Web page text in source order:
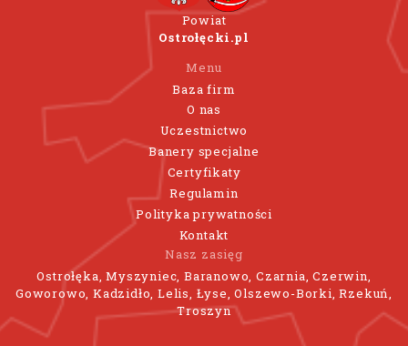
Powiat
Ostrołęcki.pl
Menu
Baza firm
O nas
Uczestnictwo
Banery specjalne
Certyfikaty
Regulamin
Polityka prywatności
Kontakt
Nasz zasięg
Ostrołęka, Myszyniec, Baranowo, Czarnia, Czerwin,
Goworowo, Kadzidło, Lelis, Łyse, Olszewo-Borki, Rzekuń,
Troszyn